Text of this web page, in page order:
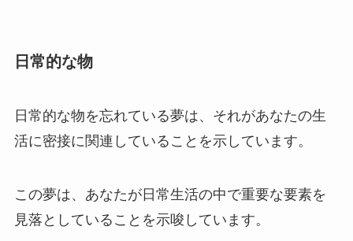
日常的な物
日常的な物を忘れている夢は、それがあなたの生
活に密接に関連していることを示しています。
この夢は、あなたが日常生活の中で重要な要素を
見落としていることを示唆しています。